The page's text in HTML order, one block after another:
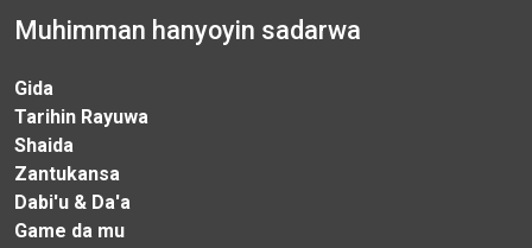
Muhimman hanyoyin sadarwa
Gida
Tarihin Rayuwa
Shaida
Zantukansa
Dabi'u & Da'a
Game da mu